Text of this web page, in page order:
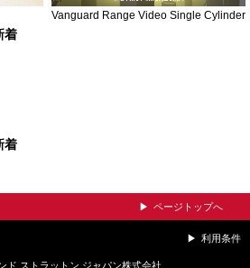
Vanguard Range Video Single Cylinder
着
着
ページトップへ
利用条件
ド ストラットン ジャパン株式会社